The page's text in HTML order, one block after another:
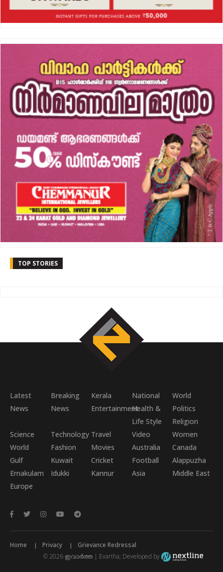
TOP STORIES
Latest
News
Breaking
News
Kerala National
World
EntertainmentHealth &
Life Style
Politics
Religion
Science
World
Technology Travel Video
Women
Fashion
Movies Australia
Canada
Gulf
Kuwait Cricket Football
Alappuzha
Ernakulam
Idukki Kannur Asia
Middle East
Europe
Home Privacy
Grievance Redressal
© 2026 ഇവാർത്ത | Evartha; Developed by